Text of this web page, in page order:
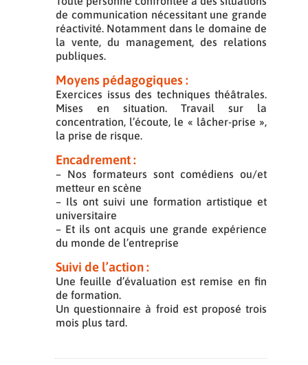
de communication nécessitant une grande
réactivité. Notamment dans le domaine de
la vente, du management, des relations
publiques.
Moyens pédagogiques :
Exercices issus des techniques théâtrales.
Mises en situation. Travail sur la
concentration, l’écoute, le « lâcher-prise »,
la prise de risque.
Encadrement :
– Nos formateurs sont comédiens ou/et
metteur en scène
– Ils ont suivi une formation artistique et
universitaire
– Et ils ont acquis une grande expérience
du monde de l’entreprise
Suivi de l’action :
Une feuille d’évaluation est remise en fin
de formation.
Un questionnaire à froid est proposé trois
mois plus tard.